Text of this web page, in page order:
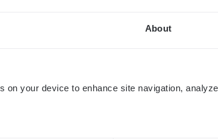
About
on your device to enhance site navigation, analyze